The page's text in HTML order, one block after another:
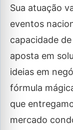
Sua atuação
eventos
capacidade
aposta em
ideias em
fórmula
que
mercado